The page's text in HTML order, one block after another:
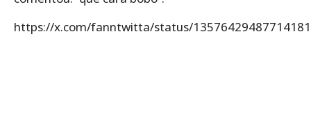
https://x.com/fanntwitta/status/